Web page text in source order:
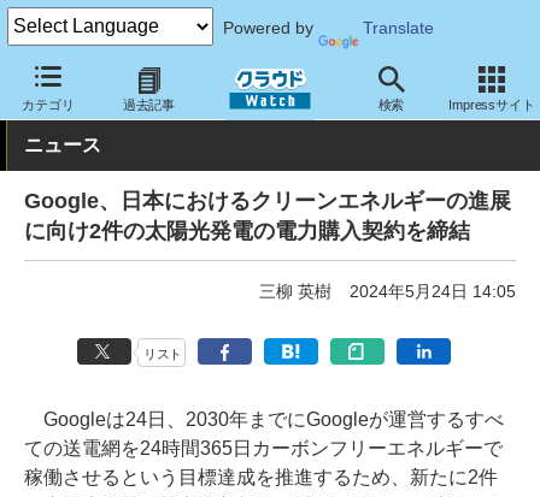
Powered by Translate
カテゴリ 過去記事 検索 Impressサイト
クラウド Watch ハード・インフラ データセンター
ニュース
Google、日本におけるクリーンエネルギーの進展
に向け2件の太陽光発電の電力購入契約を締結
三柳 英樹 2024年5月24日 14:05
リスト
Googleは24日、2030年までにGoogleが運営するすべ
ての送電網を24時間365日カーボンフリーエネルギーで
稼働させるという目標達成を推進するため、新たに2件